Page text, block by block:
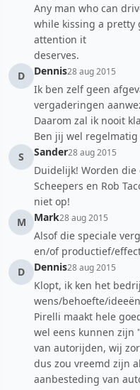
Any man who can
while kissing a pretty
attention it
deserves.
D
Dennis28 aug 2015
Ik ben zelf geen
vergaderingen
Daarom zal ik nooit
Ben jij wel
S
Sander28 aug 2015
Duidelijk! Worden die
Scheepers en Rob
niet op!
M
Mark28 aug 2015
Alsof die speciale
en/of productief/
D
Dennis28 aug 2015
Klopt, ik ken het
wens/behoefte/
Pirelli maakt hele
wel eens kunnen zijn
van autorijden, wij
dus zou vreemd zijn
aanbesteding van